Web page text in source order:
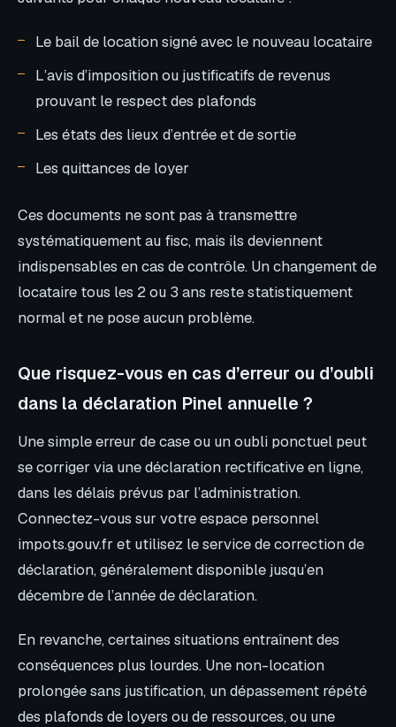
Le bail de location signé avec le nouveau locataire
L’avis d’imposition ou justificatifs de revenus
prouvant le respect des plafonds
Les états des lieux d’entrée et de sortie
Les quittances de loyer
Ces documents ne sont pas à transmettre
systématiquement au fisc, mais ils deviennent
indispensables en cas de contrôle. Un changement de
locataire tous les 2 ou 3 ans reste statistiquement
normal et ne pose aucun problème.
Que risquez-vous en cas d’erreur ou d’oubli
dans la déclaration Pinel annuelle ?
Une simple erreur de case ou un oubli ponctuel peut
se corriger via une déclaration rectificative en ligne,
dans les délais prévus par l’administration.
Connectez-vous sur votre espace personnel
impots.gouv.fr et utilisez le service de correction de
déclaration, généralement disponible jusqu’en
décembre de l’année de déclaration.
En revanche, certaines situations entraînent des
conséquences plus lourdes. Une non-location
prolongée sans justification, un dépassement répété
des plafonds de loyers ou de ressources, ou une